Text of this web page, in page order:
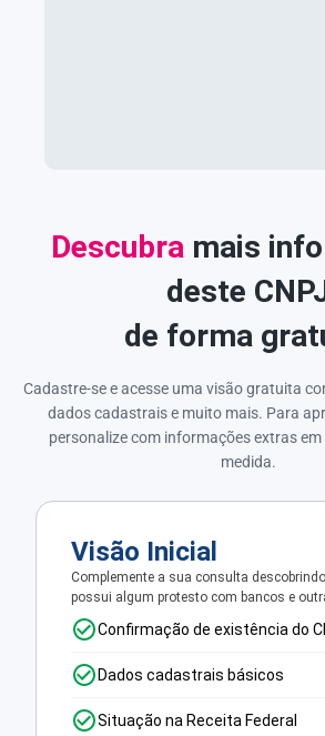
Descubra mais
deste
de forma
Cadastre-se e acesse uma visão gratuita
dados cadastrais e muito mais. Para
personalize com informações extras
medida.
Visão Inicial
Complemente a sua consulta
possui algum protesto com bancos e
Confirmação de existência do
Dados cadastrais básicos
Situação na Receita Federal